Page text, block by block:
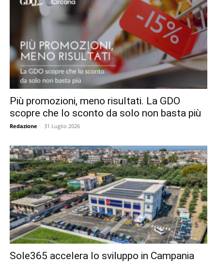
Più promozioni, meno risultati. La GDO
scopre che lo sconto da solo non basta più
Redazione - 31 Luglio 2026
Sole365 accelera lo sviluppo in Campania